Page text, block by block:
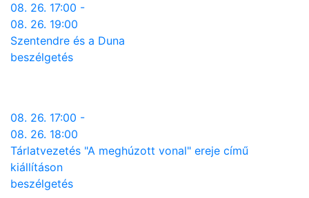
08. 26. 17:00 -
08. 26. 19:00
Szentendre és a Duna
beszélgetés
08. 26. 17:00 -
08. 26. 18:00
Tárlatvezetés "A meghúzott vonal" ereje című
kiállításon
beszélgetés